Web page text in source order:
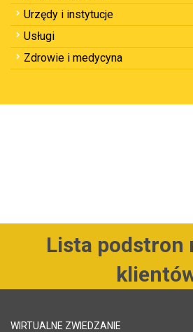
Urzędy i instytucje
Usługi
Zdrowie i medycyna
Lista podstron
WIRTUALNE ZWIEDZANIE